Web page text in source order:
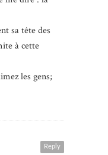
sa tête des
à cette
les gens;
Reply